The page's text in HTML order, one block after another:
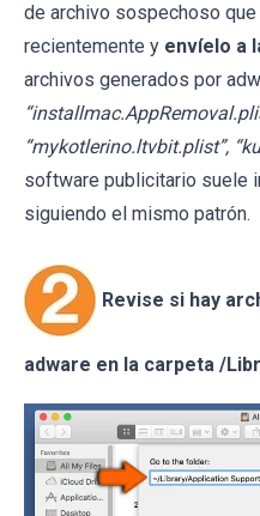
de archivo sospechoso
recientemente y envíelo a
archivos generados por
“mykotlerino.ltvbit.plist”,
software publicitario suele
siguiendo el mismo patrón.
Revise si hay
adware en la carpeta /